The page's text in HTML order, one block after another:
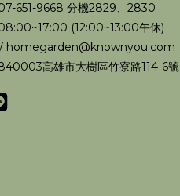
651-9668 分機2829、2830
(12:00~13:00午休)
homegarden@knownyou.com
高雄市大樹區竹寮路114-6號